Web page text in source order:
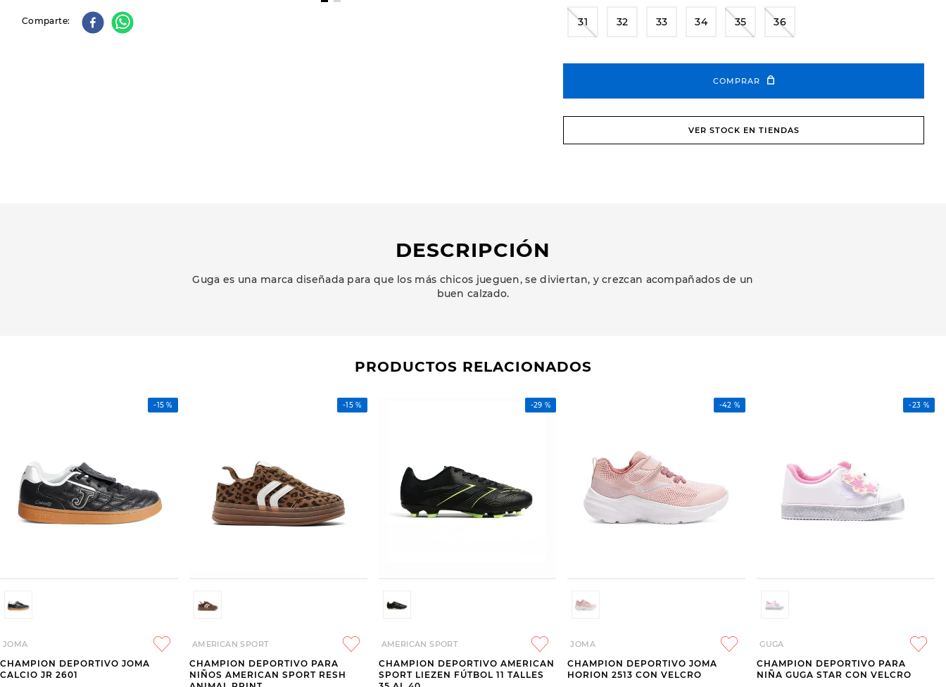
Comparte 31 32 33 34 35 36
COMPRAR
VER STOCK EN TIENDAS
DESCRIPCIÓN
Guga es una marca diseñada para que los más chicos jueguen, se diviertan, y crezcan acompañados de un
buen calzado.
PRODUCTOS RELACIONADOS
-15 %
JOMA
CHAMPION DEPORTIVO JOMA
CALCIO JR 2601
-15 %
AMERICAN SPORT
CHAMPION DEPORTIVO PARA
NIÑOS AMERICAN SPORT RESH
-29 %
AMERICAN SPORT
CHAMPION DEPORTIVO AMERICAN
SPORT LIEZEN FÚTBOL 11 TALLES
-42 %
JOMA
CHAMPION DEPORTIVO JOMA
HORION 2513 CON VELCRO
-23 %
GUGA
CHAMPION DEPORTIVO PARA
NIÑA GUGA STAR CON VELCRO